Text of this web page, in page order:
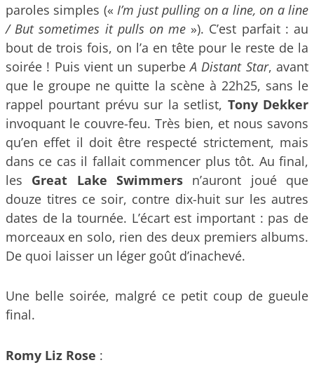
paroles simples («I’m just pulling on a line, on a line
/ But sometimes it pulls on me »). C’est parfait : au
bout de trois fois, on l’a en tête pour le reste de la
soirée ! Puis vient un superbeA Distant Star, avant
que le groupe ne quitte la scène à 22h25, sans le
rappel pourtant prévu sur la setlist, Tony Dekker
invoquant le couvre-feu. Très bien, et nous savons
qu’en effet il doit être respecté strictement, mais
dans ce cas il fallait commencer plus tôt. Au final,
les Great Lake Swimmers n’auront joué que
douze titres ce soir, contre dix-huit sur les autres
dates de la tournée. L’écart est important : pas de
morceaux en solo, rien des deux premiers albums.
De quoi laisser un léger goût d’inachevé.
Une belle soirée, malgré ce petit coup de gueule
final.
Romy Liz Rose :